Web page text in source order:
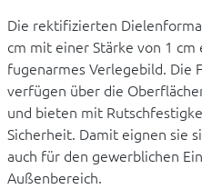
Die rektifizierten
cm mit einer Stärke von 1
fugenarmes Verlegebild. Die
verfügen über die
und bieten mit
Sicherheit. Damit eignen sie
auch für den gewerblichen
Außenbereich.